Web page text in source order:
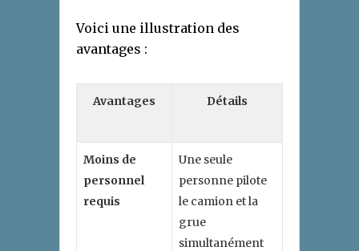
Voici une illustration des
avantages :
Avantages Détails
Moins de
personnel
requis
Une seule
personne pilote
le camion et la
grue
simultanément